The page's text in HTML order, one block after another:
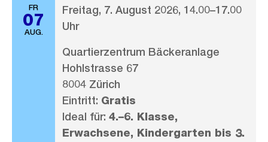
FR
07
AUG.
Freitag, 7. August 2026, 14.00–17.00
Uhr
Quartierzentrum Bäckeranlage
Hohlstrasse 67
8004 Zürich
Eintritt: Gratis
Ideal für: 4.–6. Klasse,
Erwachsene, Kindergarten bis 3.